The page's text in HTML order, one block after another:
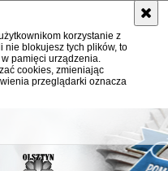
korzystanie z
nie blokujesz tych plików, to
pamięci urządzenia.
cookies, zmieniając
przeglądarki oznacza